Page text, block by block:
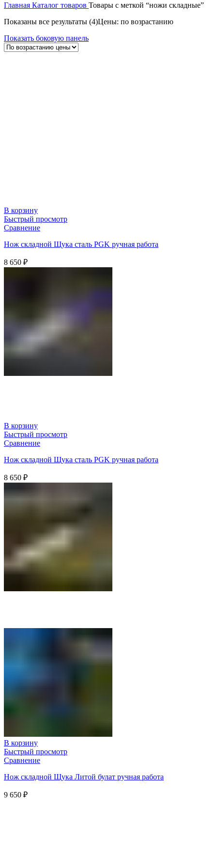
Главная Каталог товаров Товары с меткой “ножи складные”
Показаны все результаты (4)Цены: по возрастанию
Показать боковую панель
В корзину
Быстрый просмотр
Сравнение
Нож складной Щука сталь PGK ручная работа
8 650 ₽
В корзину
Быстрый просмотр
Сравнение
Нож складной Щука сталь PGK ручная работа
8 650 ₽
В корзину
Быстрый просмотр
Сравнение
Нож складной Щука Литой булат ручная работа
9 650 ₽